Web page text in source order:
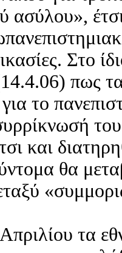
ασύλου»,
Στο
πως
το
και
θα
τα